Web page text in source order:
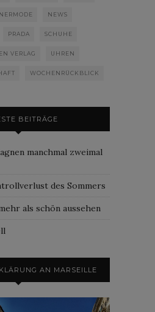
NEWS
PRADA SCHUHE
VERLAG UHREN
WOCHENRÜCKBLICK
BEITRÄGE
manchmal zweimal
des Sommers
als schön aussehen
AN MARSEILLE